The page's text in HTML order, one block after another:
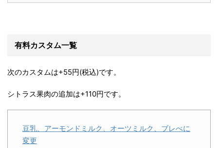
有料カスタム一覧
次のカスタムは+55円(税込)です。
シトラス果肉の追加は+110円です。
豆乳、アーモンドミルク、オーツミルク、ブレべに
変更